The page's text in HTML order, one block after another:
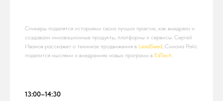
Спикеры поделятся историями своих лучших практик, как внедряли и
создавали инновационные продукты, платформы и сервисы. Сергей
Иванов расскажет о техниках продвижения в LeadSeed, Симона Райс
поделится мыслями о внедрениях новых программ в EdTech.
13:00–14:30